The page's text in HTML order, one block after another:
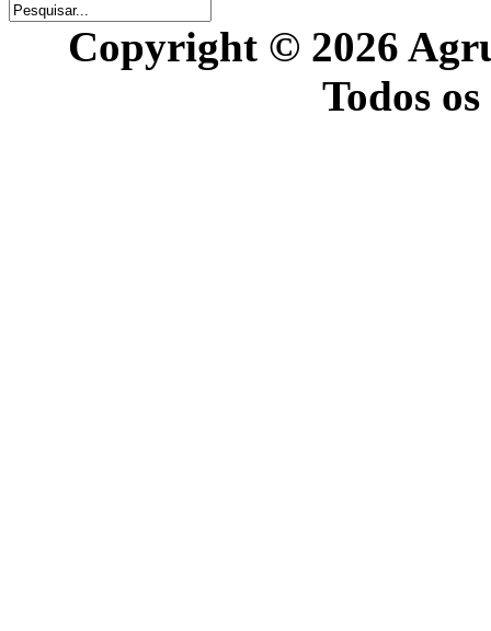
Copyright © 2026
Todos